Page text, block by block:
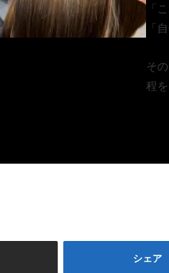
「
「
そ
程
シェア